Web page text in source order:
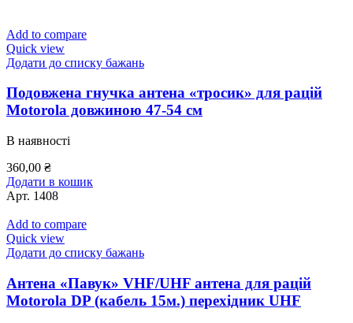
Add to compare
Quick view
Додати до списку бажань
Подовжена гнучка антена «тросик» для рацій
Motorola довжиною 47-54 см
В наявності
360,00 ₴
Додати в кошик
Арт. 1408
Add to compare
Quick view
Додати до списку бажань
Антена «Павук» VHF/UHF антена для рацій
Motorola DP (кабель 15м.) перехідник UHF